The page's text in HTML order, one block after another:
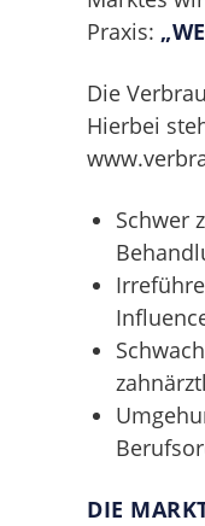
Praxis:
Die
Hierbei
Schwer
DIE